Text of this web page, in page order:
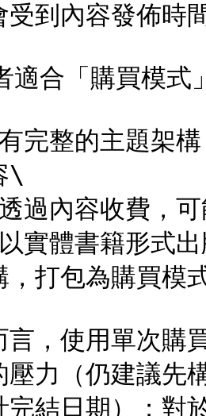
受到內容發佈時
適合「購買模式
整的主題架構
\
內容收費，可
體書籍形式出
，打包為購買模
言，使用單次購
壓力（仍建議先
完結日期）；對